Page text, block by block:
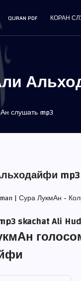
КОРАН
QURAN PDF
слушать mp3
mp3
| Сура ЛукмАн -
skachat Ali